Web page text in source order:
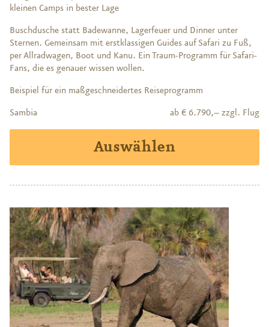
kleinen Camps in bester Lage
Buschdusche statt Badewanne, Lagerfeuer und Dinner unter
Sternen. Gemeinsam mit erstklassigen Guides auf Safari zu Fuß,
per Allradwagen, Boot und Kanu. Ein Traum-Programm für Safari-
Fans, die es genauer wissen wollen.
Beispiel für ein maßgeschneidertes Reiseprogramm
Sambia ab € 6.790,– zzgl. Flug
Auswählen